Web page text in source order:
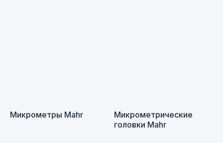
Микрометры Mahr
Микрометрические
головки Mahr